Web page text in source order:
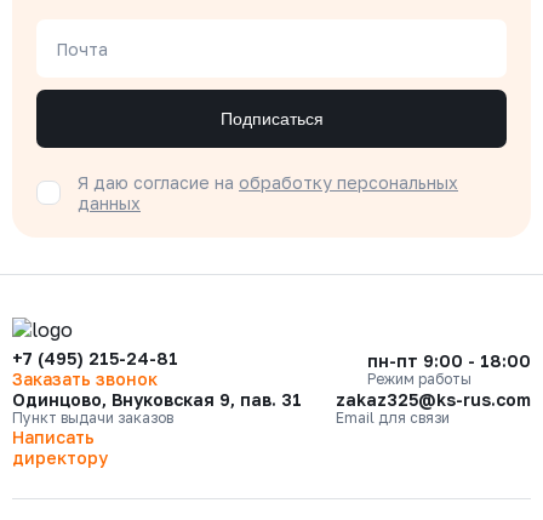
Почта
Подписаться
Я даю согласие на обработку персональных
данных
+7 (495) 215-24-81
Заказать звонок
пн-пт 9:00 - 18:00
Режим работы
Одинцово, Внуковская 9, пав. 31
Пункт выдачи заказов
zakaz325@ks-rus.com
Email для связи
Написать
директору